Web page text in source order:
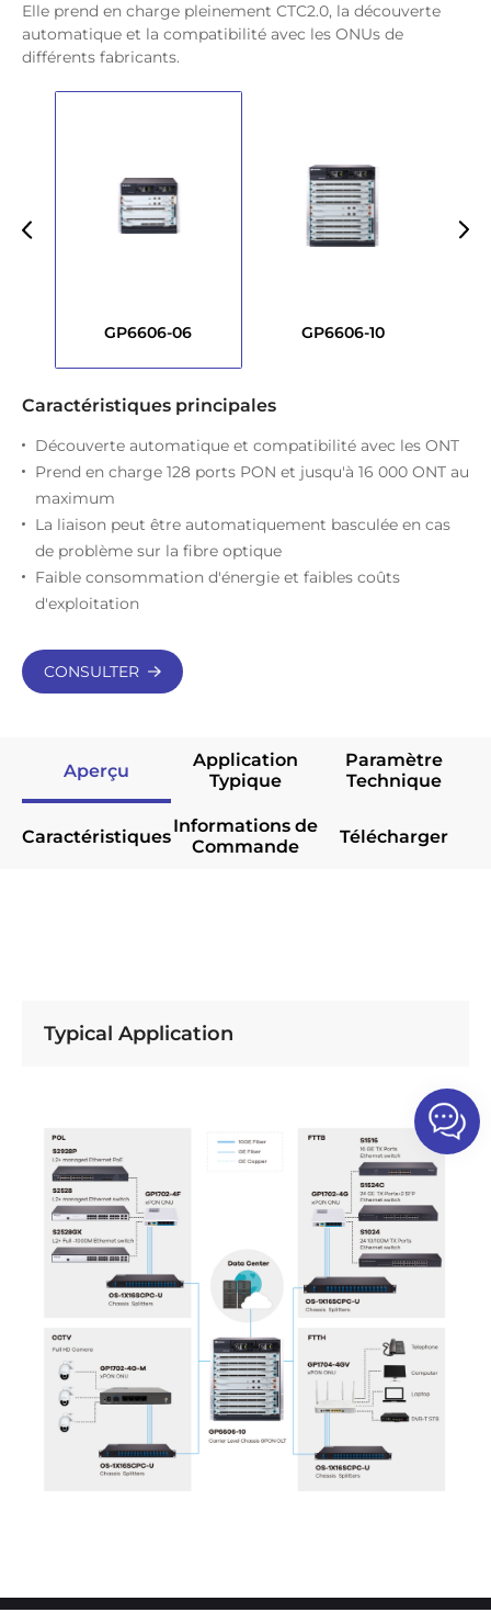
Elle prend en charge pleinement CTC2.0, la découverte
automatique et la compatibilité avec les ONUs de
différents fabricants.
GP6606-06 GP6606-10
Caractéristiques principales
Découverte automatique et compatibilité avec les ONT
Prend en charge 128 ports PON et jusqu'à 16 000 ONT au
maximum
La liaison peut être automatiquement basculée en cas
de problème sur la fibre optique
Faible consommation d'énergie et faibles coûts
d'exploitation
CONSULTER
Aperçu
Application
Typique
Paramètre
Technique
CaractéristiquesInformations de
Commande
Télécharger
Typical Application